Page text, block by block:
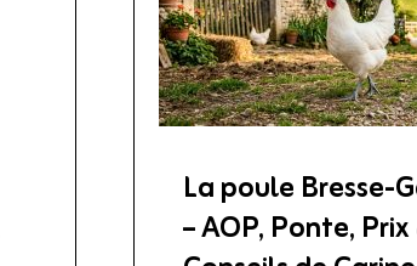
La poule Bresse-
– AOP, Ponte,